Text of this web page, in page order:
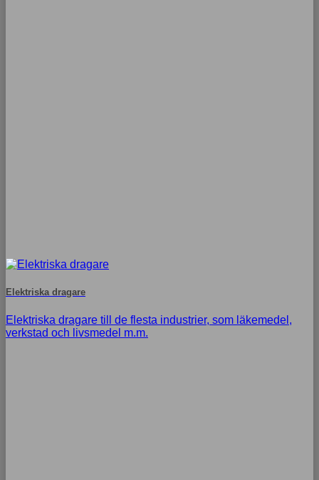
Elektriska dragare
Elektriska dragare till de flesta industrier, som läkemedel,
verkstad och livsmedel m.m.